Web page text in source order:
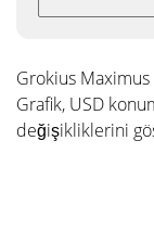
Grokius Maximus
Grafik, USD
değişikliklerini